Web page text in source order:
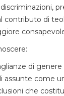
contributo di
di
assunte come
che